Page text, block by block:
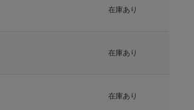
在庫あり
在庫あり
在庫あり